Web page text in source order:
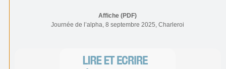
Affiche (PDF)
Journée de l’alpha, 8 septembre 2025, Charleroi